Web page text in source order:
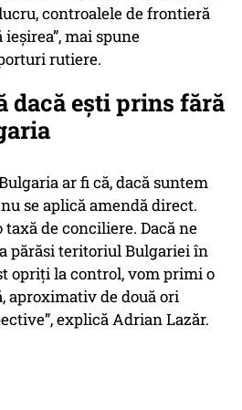
controalele de frontieră
mai spune
rutiere.
dacă eşti prins fără
ar fi că, dacă suntem
se aplică amendă direct.
de conciliere. Dacă ne
părăsi teritoriul Bulgariei în
opriți la control, vom primi o
aproximativ de două ori
explică Adrian Lazăr.